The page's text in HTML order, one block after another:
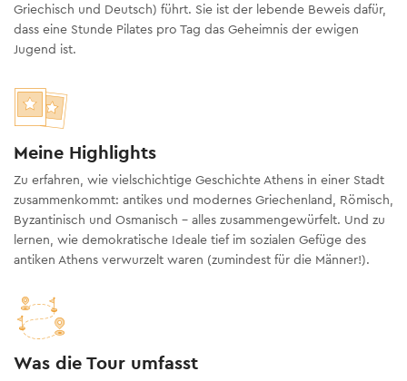
Griechisch und Deutsch) führt. Sie ist der lebende Beweis dafür,
dass eine Stunde Pilates pro Tag das Geheimnis der ewigen
Jugend ist.
Meine Highlights
Zu erfahren, wie vielschichtige Geschichte Athens in einer Stadt
zusammenkommt: antikes und modernes Griechenland, Römisch,
Byzantinisch und Osmanisch - alles zusammengewürfelt. Und zu
lernen, wie demokratische Ideale tief im sozialen Gefüge des
antiken Athens verwurzelt waren (zumindest für die Männer!).
Was die Tour umfasst